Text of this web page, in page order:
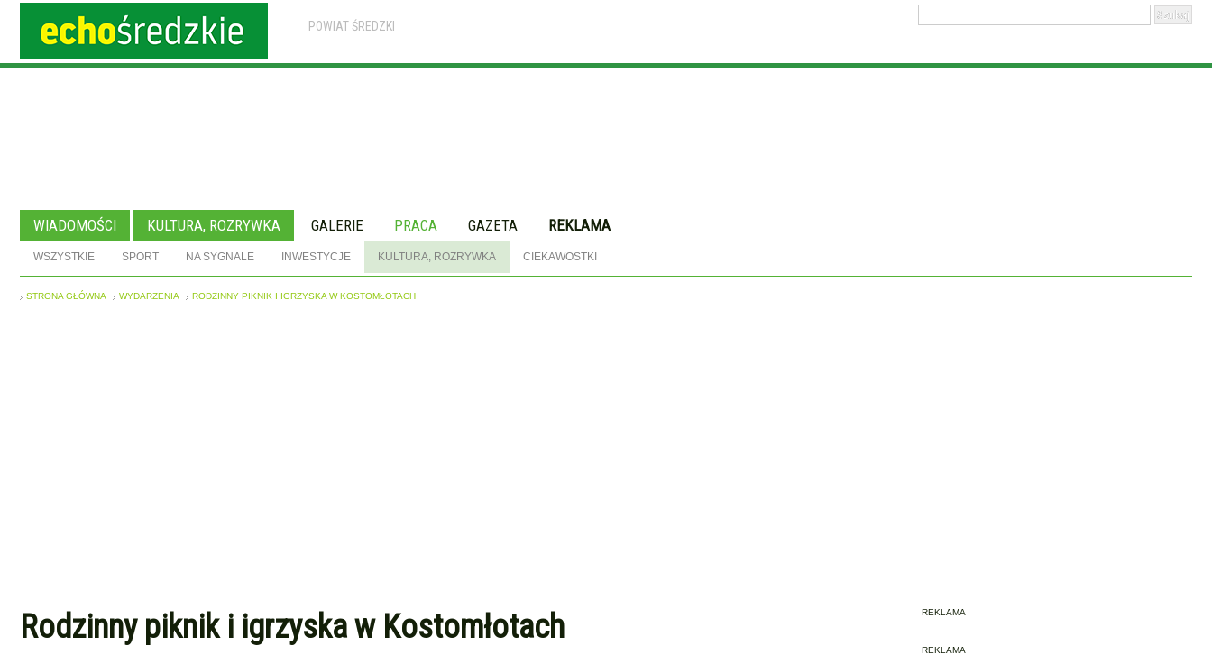
POWIAT ŚREDZKI
WIADOMOŚCI KULTURA, ROZRYWKA GALERIE PRACA GAZETA REKLAMA
WSZYSTKIE SPORT NA SYGNALE INWESTYCJE KULTURA, ROZRYWKA CIEKAWOSTKI
STRONA GŁÓWNA WYDARZENIA RODZINNY PIKNIK I IGRZYSKA W KOSTOMŁOTACH
Rodzinny piknik i igrzyska w Kostomłotach REKLAMA
REKLAMA